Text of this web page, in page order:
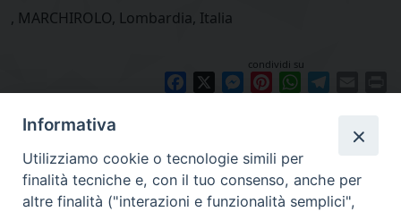
, MARCHIROLO, Lombardia, Italia
condividi su
Facebook Messenger
PinterestWhatsApp
Informativa
Utilizziamo cookie o tecnologie simili per
finalità tecniche e, con il tuo consenso, anche per
altre finalità ("interazioni e funzionalità semplici",